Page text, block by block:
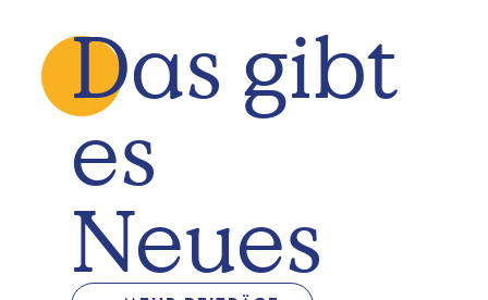
Das gibt
es
Neues